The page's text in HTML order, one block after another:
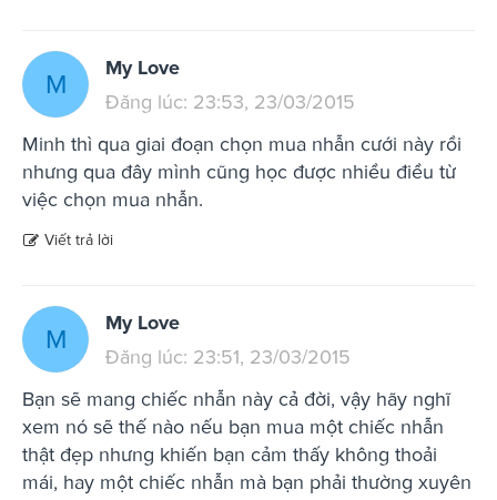
M
My Love
Đăng lúc: 23:53, 23/03/2015
Minh thì qua giai đoạn chọn mua nhẫn cưới này rồi
nhưng qua đây mình cũng học được nhiều điều từ
việc chọn mua nhẫn.
Viết trả lời
M
My Love
Đăng lúc: 23:51, 23/03/2015
Bạn sẽ mang chiếc nhẫn này cả đời, vậy hãy nghĩ
xem nó sẽ thế nào nếu bạn mua một chiếc nhẫn
thật đẹp nhưng khiến bạn cảm thấy không thoải
mái, hay một chiếc nhẫn mà bạn phải thường xuyên